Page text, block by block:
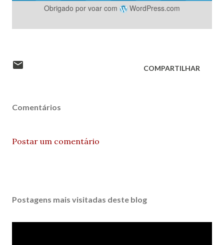
Obrigado por voar com WordPress.com
COMPARTILHAR
Comentários
Postar um comentário
Postagens mais visitadas deste blog